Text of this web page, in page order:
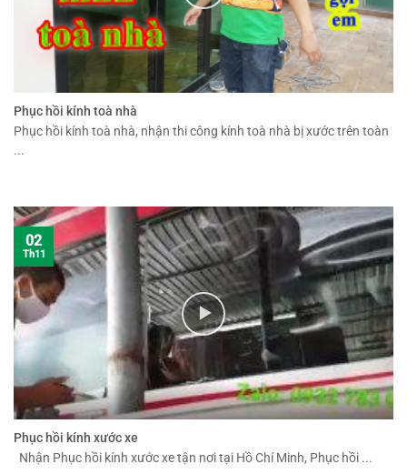
Phục hồi kính toà nhà
Phục hồi kính toà nhà, nhận thi công kính toà nhà bị xước trên toàn
...
Phục hồi kính xước xe
Nhận Phục hồi kính xước xe tận nơi tại Hồ Chí Minh, Phục hồi ...
02
Th11